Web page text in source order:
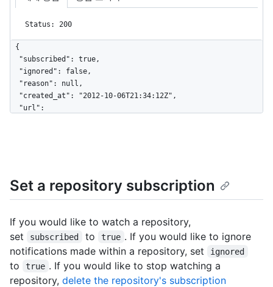
Status: 200
{
Set a repository subscription
If you would like to watch a repository,
set
subscribed to true . If you would like to ignore
notifications made within a repository, set
ignored
to true . If you would like to stop watching a
repository, delete the repository's subscription